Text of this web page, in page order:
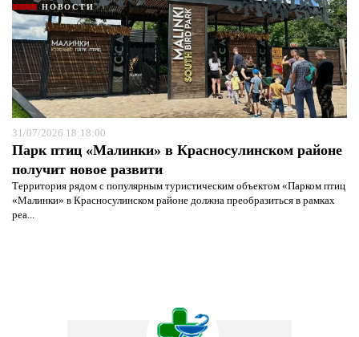
НОВОСТИ
31/07/2026 18:18:00
Парк птиц «Малинки» в Красносулинском районе
получит новое развити
Территория рядом с популярным туристическим объектом «Парком птиц
«Малинки» в Красносулинском районе должна преобразиться в рамках
реа...